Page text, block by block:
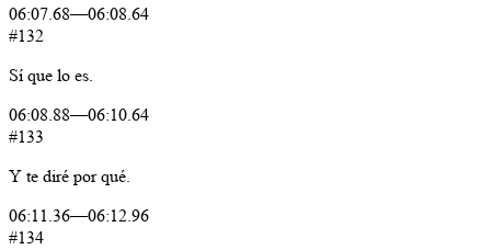
06:07.68—06:08.64
#132
Sí que lo es.
06:08.88—06:10.64
#133
Y te diré por qué.
06:11.36—06:12.96
#134